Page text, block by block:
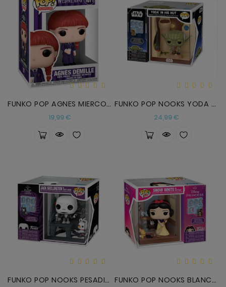
FUNKO POP AGNES MIERCOLES
19,99 €Precio
FUNKO POP NOOKS YODA STAR WARS
24,99 €
FUNKO POP NOOKS PESADILLA FUNKO POP NOOKS BLANCANIEVES